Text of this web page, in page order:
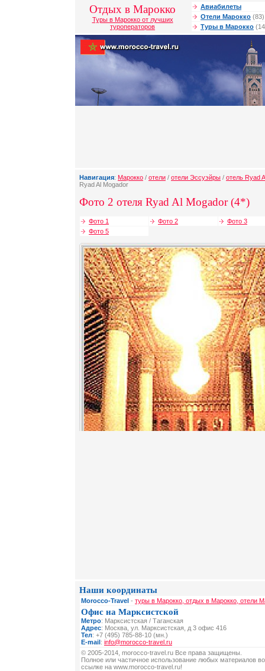
Отдых в Марокко
Туры в Марокко от лучших
туроператоров
Авиабилеты
Отели Марокко (83)
Туры в Марокко
Навигация: Марокко / отели / отели Эссуэйры / отель Ryad
Ryad Al Mogador
Фото 2 отеля Ryad Al Mogador (4*)
Фото 1 Фото 2
Фото 3
Фото 5
Наши координаты
Morocco-Travel - туры в Марокко, отдых в Марокко, отели
Офис на Марксистской
Метро: Марксистская / Таганская
Адрес: Москва, ул. Марксистская, д 3 офис 416
Тел: +7 (495) 785-88-10 (мн.)
E-mail: info@morocco-travel.ru
© 2005-2014, morocco-travel.ru Все права защищены.
Полное или частичное использование любых материалов
ссылке на www.morocco-travel.ru!